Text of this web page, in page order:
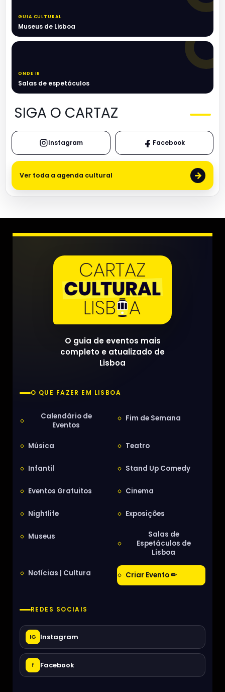
GUIA CULTURAL
Museus de Lisboa
ONDE IR
Salas de espetáculos
SIGA O CARTAZ
Instagram Facebook
Ver toda a agenda cultural →
O guia de eventos mais
completo e atualizado de
Lisboa
O QUE FAZER EM LISBOA
Calendário de
Eventos
Fim de Semana
Música Teatro
Infantil Stand Up Comedy
Eventos Gratuitos Cinema
Nightlife Exposições
Museus
Salas de
Espetáculos de
Lisboa
Notícias | Cultura Criar Evento ✏
REDES SOCIAIS
IG Instagram
f Facebook